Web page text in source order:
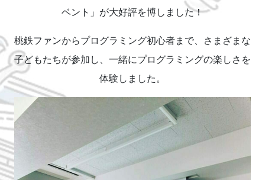
ベント」が大好評を博しました！
桃鉄ファンからプログラミング初心者まで、さまざまな
子どもたちが参加し、一緒にプログラミングの楽しさを
体験しました。